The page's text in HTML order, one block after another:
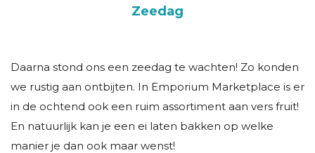
Zeedag
Daarna stond ons een zeedag te wachten! Zo konden
we rustig aan ontbijten. In Emporium Marketplace is er
in de ochtend ook een ruim assortiment aan vers fruit!
En natuurlijk kan je een ei laten bakken op welke
manier je dan ook maar wenst!